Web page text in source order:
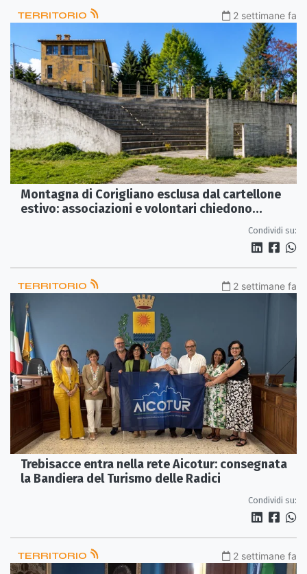
TERRITORIO 2 settimane fa
Montagna di Corigliano esclusa dal cartellone
estivo: associazioni e volontari chiedono
Condividi su:
TERRITORIO 2 settimane fa
Trebisacce entra nella rete Aicotur: consegnata
la Bandiera del Turismo delle Radici
Condividi su:
TERRITORIO 2 settimane fa